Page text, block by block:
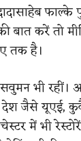
फाल्के
करें तो
तक है।
भी रहीं।
देश जैसे यूएई,
में भी